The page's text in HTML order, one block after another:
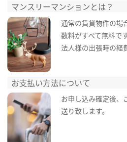
マンスリーマンションとは？
通常の賃貸物件の場
数料がすべて無料で
法人様の出張時の経
お支払い方法について
お申し込み確定後、
送り致します。